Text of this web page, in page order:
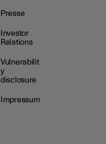
Presse
Investor
Relations
Vulnerabilit
y
disclosure
Impressum